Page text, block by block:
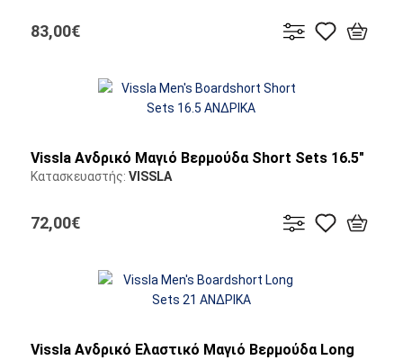
83,00€
Vissla Ανδρικό Μαγιό Βερμούδα Short Sets 16.5"
Κατασκευαστής: VISSLA
72,00€
Vissla Ανδρικό Ελαστικό Μαγιό Βερμούδα Long